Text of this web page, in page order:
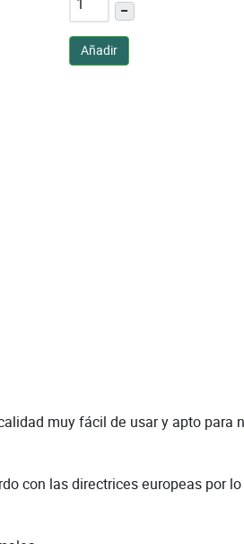
–
Añadir
muy fácil de usar y apto para
con las directrices europeas por